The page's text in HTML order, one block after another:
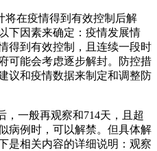
将在疫情得到有效控制后解
下因素来确定：疫情发展情
得到有效控制，且连续一段时
可能会考虑逐步解封。防控措
议和疫情数据来制定和调整防
，一般再观察和714天，且超
病例时，可以解禁。但具体解
是相关内容的详细说明：观察